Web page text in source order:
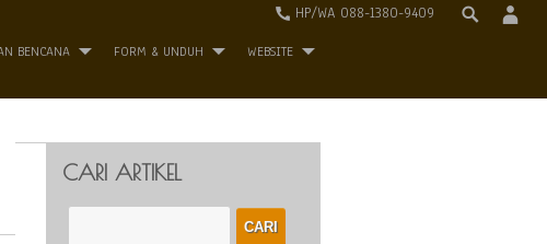
HP/WA 088-1380-9409
BENCANA FORM & UNDUH WEBSITE
CARI ARTIKEL